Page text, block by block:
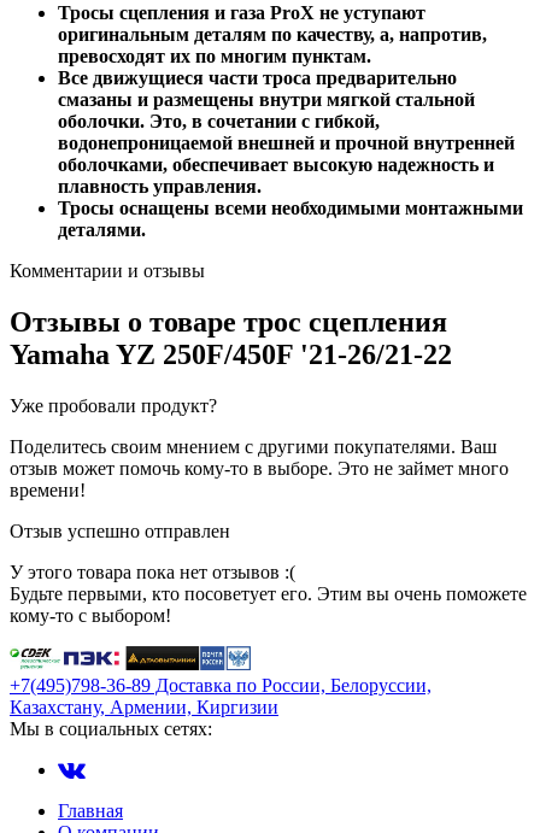
Тросы сцепления и газа ProX не уступают
оригинальным деталям по качеству, а, напротив,
превосходят их по многим пунктам.
Все движущиеся части троса предварительно
смазаны и размещены внутри мягкой стальной
оболочки. Это, в сочетании с гибкой,
водонепроницаемой внешней и прочной внутренней
оболочками, обеспечивает высокую надежность и
плавность управления.
Тросы оснащены всеми необходимыми монтажными
деталями.
Комментарии и отзывы
Отзывы о товаре трос сцепления
Yamaha YZ 250F/450F '21-26/21-22
Уже пробовали продукт?
Поделитесь своим мнением с другими покупателями. Ваш
отзыв может помочь кому-то в выборе. Это не займет много
времени!
Отзыв успешно отправлен
У этого товара пока нет отзывов :(
Будьте первыми, кто посоветует его. Этим вы очень поможете
кому-то с выбором!
+7(495)798-36-89 Доставка по России, Белоруссии,
Казахстану, Армении, Киргизии
Мы в социальных сетях:
Главная